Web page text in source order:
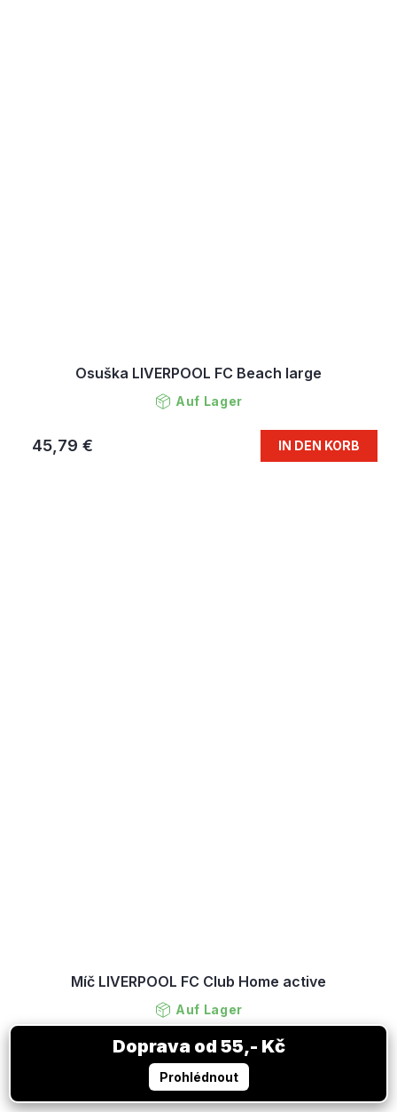
Osuška LIVERPOOL FC Beach large
Auf Lager
45,79 € IN DEN KORB
Míč LIVERPOOL FC Club Home active
Auf Lager